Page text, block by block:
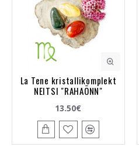
La Tene kristallikomplekt
NEITSI "RAHAÕNN"
13.50€